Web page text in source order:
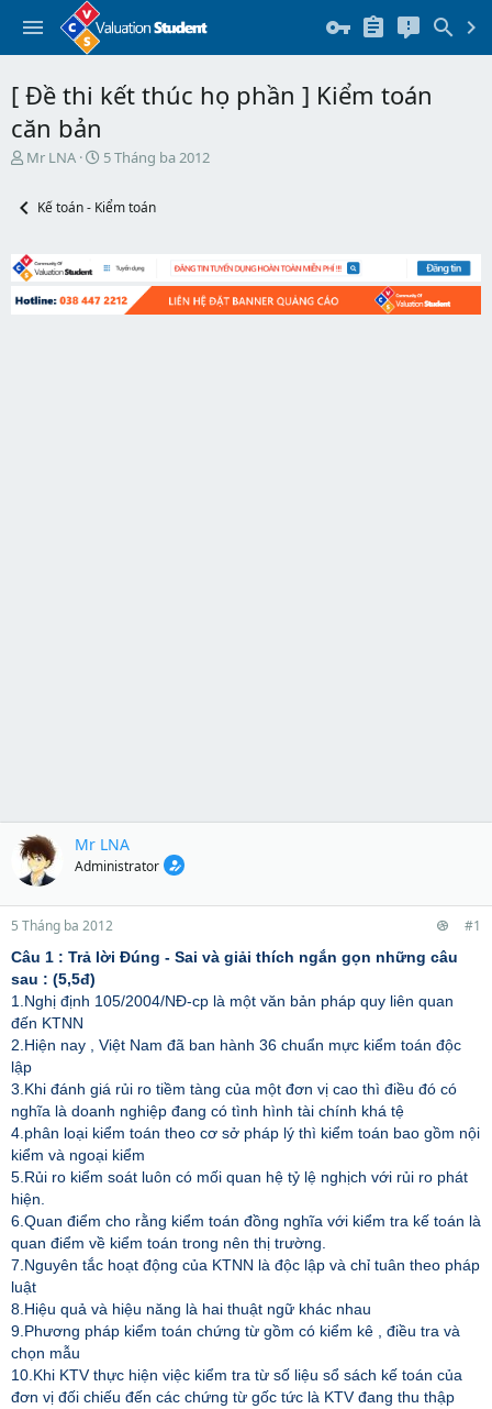
[ Đề thi kết thúc họ phần ] Kiểm toán
căn bản
T
e
d
s
t
Mr LNA
N
y
t
đ
5 Tháng ba 2012
Kế toán - Kiểm toán
Mr LNA
Administrator
5 Tháng ba 2012 #1
Câu 1 : Trả lời Đúng - Sai và giải thích ngắn gọn những câu
sau : (5,5đ)
1.Nghị định 105/2004/NĐ-cp là một văn bản pháp quy liên quan
đến KTNN
2.Hiện nay , Việt Nam đã ban hành 36 chuẩn mực kiểm toán độc
lập
3.Khi đánh giá rủi ro tiềm tàng của một đơn vị cao thì điều đó có
nghĩa là doanh nghiệp đang có tình hình tài chính khá tệ
4.phân loại kiểm toán theo cơ sở pháp lý thì kiểm toán bao gồm nội
kiểm và ngoại kiểm
5.Rủi ro kiểm soát luôn có mối quan hệ tỷ lệ nghịch với rủi ro phát
hiện.
6.Quan điểm cho rằng kiểm toán đồng nghĩa với kiểm tra kế toán là
quan điểm về kiểm toán trong nên thị trường.
7.Nguyên tắc hoạt động của KTNN là độc lập và chỉ tuân theo pháp
luật
8.Hiệu quả và hiệu năng là hai thuật ngữ khác nhau
9.Phương pháp kiểm toán chứng từ gồm có kiểm kê , điều tra và
chọn mẫu
10.Khi KTV thực hiện việc kiểm tra từ số liệu sổ sách kế toán của
đơn vị đối chiếu đến các chứng từ gốc tức là KTV đang thu thập